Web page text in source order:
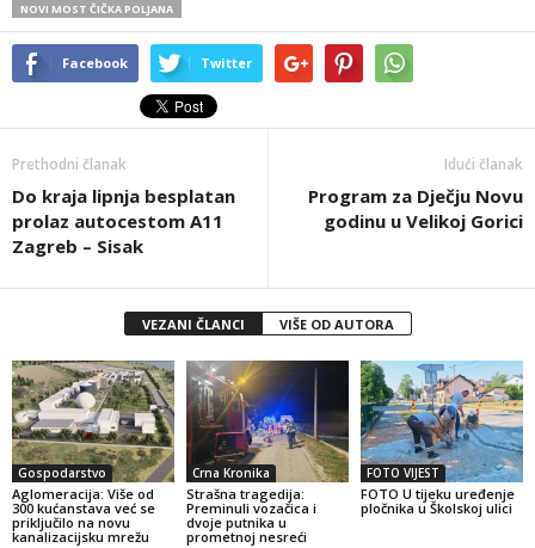
NOVI MOST ČIČKA POLJANA
Facebook Twitter
Prethodni članak
Do kraja lipnja besplatan
prolaz autocestom A11
Zagreb – Sisak
Idući članak
Program za Dječju Novu
godinu u Velikoj Gorici
VEZANI ČLANCI VIŠE OD AUTORA
Gospodarstvo
Aglomeracija: Više od
300 kućanstava već se
priključilo na novu
kanalizacijsku mrežu
Crna Kronika
Strašna tragedija:
Preminuli vozačica i
dvoje putnika u
prometnoj nesreći
FOTO VIJEST
FOTO U tijeku uređenje
pločnika u Školskoj ulici